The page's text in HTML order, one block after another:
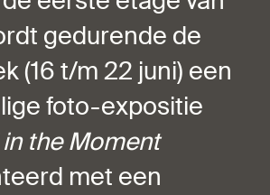
gedurende de
(16 t/m 22 juni) een
foto-expositie
the Moment
met een